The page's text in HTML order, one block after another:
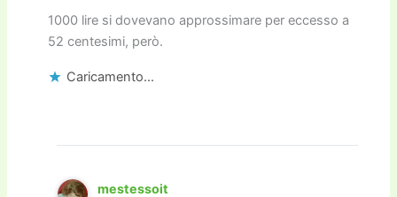
1000 lire si dovevano approssimare per eccesso a
52 centesimi, però.
Caricamento...
mestessoit